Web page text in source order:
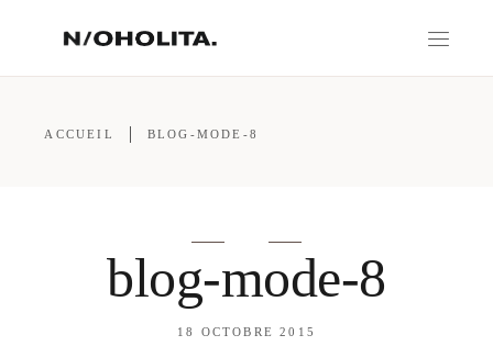
ACCUEIL BLOG-MODE-8
blog-mode-8
18 OCTOBRE 2015